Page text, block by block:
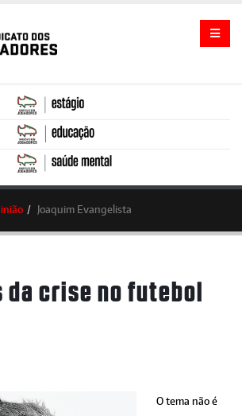
Joaquim Evangelista
da crise no futebol
O tema não é